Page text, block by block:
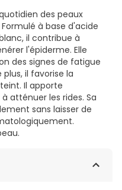
des peaux
à base d'acide
il contribue à
l'épiderme. Elle
des signes de fatigue
il favorise la
Il apporte
atténuer les rides. Sa
sans laisser de